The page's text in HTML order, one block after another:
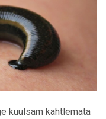
kuulsam kahtlemata